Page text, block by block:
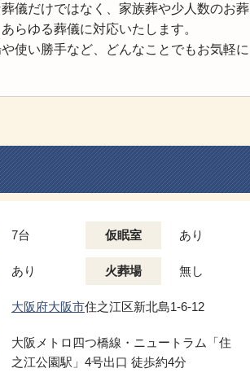
儀だけではなく、家族葬や少人数のお葬
らゆる葬儀に対応いたします。
使い勝手など、どんなことでもお気軽に
7台 仮眠室 あり
あり 火葬場 無し
大阪府大阪市住之江区新北島1-6-12
大阪メトロ四つ橋線・ニュートラム「住
之江公園駅」4号出口 徒歩約4分